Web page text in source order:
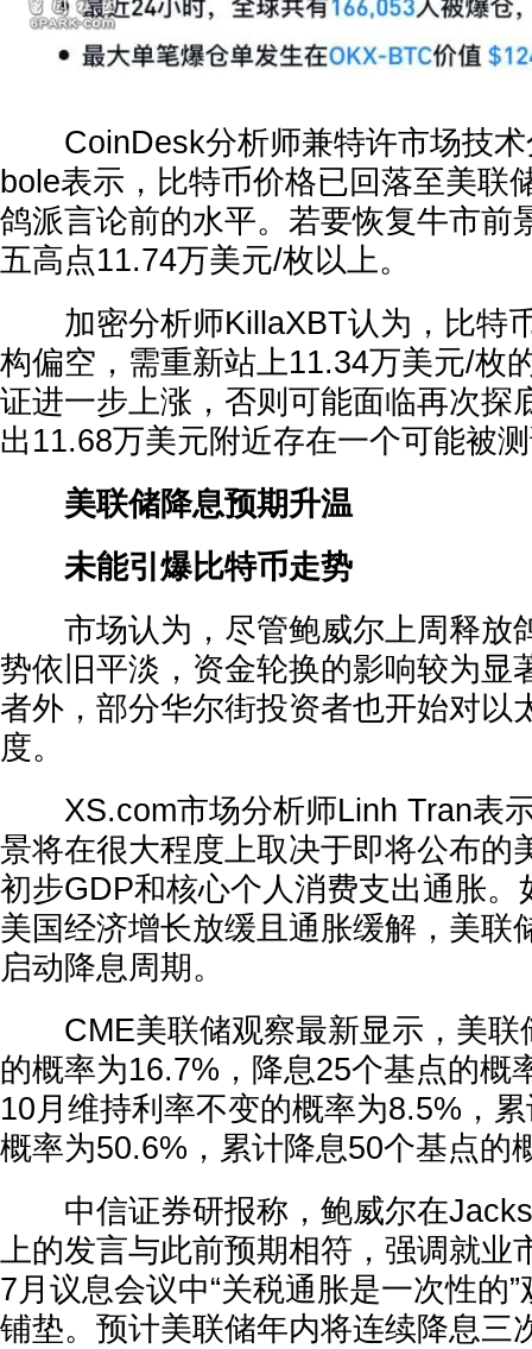
CoinDesk分析师兼特许市场技术
bole表示，比特币价格已回落至美联
鸽派言论前的水平。若要恢复牛市前
五高点11.74万美元/枚以上。
加密分析师KillaXBT认为，比特
构偏空，需重新站上11.34万美元/枚
证进一步上涨，否则可能面临再次探
出11.68万美元附近存在一个可能被
美联储降息预期升温
未能引爆比特币走势
市场认为，尽管鲍威尔上周释放
势依旧平淡，资金轮换的影响较为显
者外，部分华尔街投资者也开始对以
度。
XS.com市场分析师Linh Tran表
景将在很大程度上取决于即将公布的
初步GDP和核心个人消费支出通胀。
美国经济增长放缓且通胀缓解，美联
启动降息周期。
CME美联储观察最新显示，美联
的概率为16.7%，降息25个基点的概
10月维持利率不变的概率为8.5%，
概率为50.6%，累计降息50个基点的
中信证券研报称，鲍威尔在
上的发言与此前预期相符，强调就业
7月议息会议中“关税通胀是一次性的
铺垫。预计美联储年内将连续降息三